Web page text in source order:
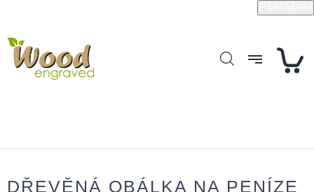
DŘEVĚNÁ OBÁLKA NA PENÍZE